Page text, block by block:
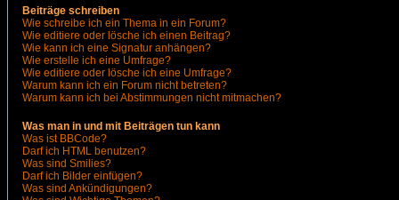
Beiträge schreiben
Wie schreibe ich ein Thema in ein Forum?
Wie editiere oder lösche ich einen Beitrag?
Wie kann ich eine Signatur anhängen?
Wie erstelle ich eine Umfrage?
Wie editiere oder lösche ich eine Umfrage?
Warum kann ich ein Forum nicht betreten?
Warum kann ich bei Abstimmungen nicht mitmachen?
Was man in und mit Beiträgen tun kann
Was ist BBCode?
Darf ich HTML benutzen?
Was sind Smilies?
Darf ich Bilder einfügen?
Was sind Ankündigungen?